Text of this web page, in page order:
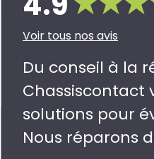
Voir tous nos avis
Du conseil à la
Chassiscontact
solutions pour
Nous réparons